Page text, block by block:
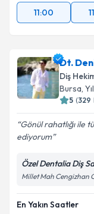
11:00
Dt.
Diş
Bursa,
5 (329
Gönül rahatlığı ile
ediyorum
Özel Dentalia Diş
Millet Mah Cengizhan
En Yakın Saatler